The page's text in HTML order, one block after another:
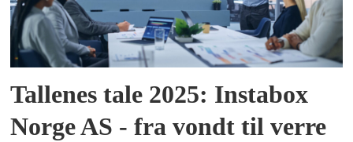
Tallenes tale 2025: Instabox
Norge AS - fra vondt til verre